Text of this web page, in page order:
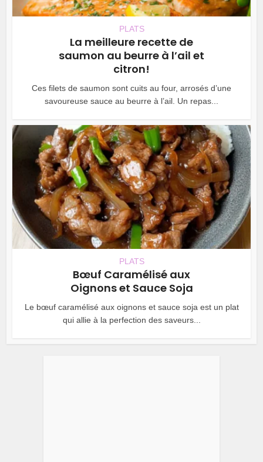
PLATS
La meilleure recette de
saumon au beurre à l’ail et
citron!
Ces filets de saumon sont cuits au four, arrosés d’une
savoureuse sauce au beurre à l’ail. Un repas...
PLATS
Bœuf Caramélisé aux
Oignons et Sauce Soja
Le bœuf caramélisé aux oignons et sauce soja est un plat
qui allie à la perfection des saveurs...